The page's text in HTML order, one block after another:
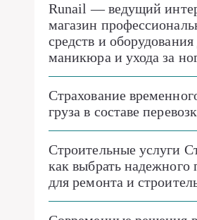
Runail — ведущий
магазин
средств и оборудования
маникюра и ухода за
Страхование
груза в составе
Строительные услуги
как выбрать надежного
для ремонта и